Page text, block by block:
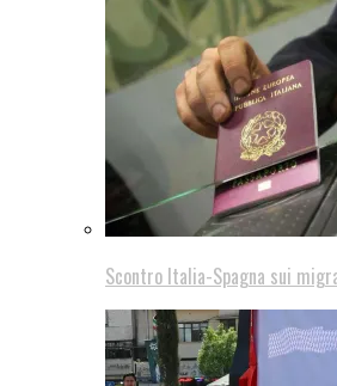
Scontro Italia-Spagna sui